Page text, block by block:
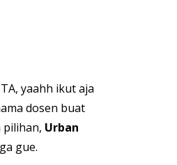
yaahh ikut aja
dosen buat
pilihan, Urban
gue.